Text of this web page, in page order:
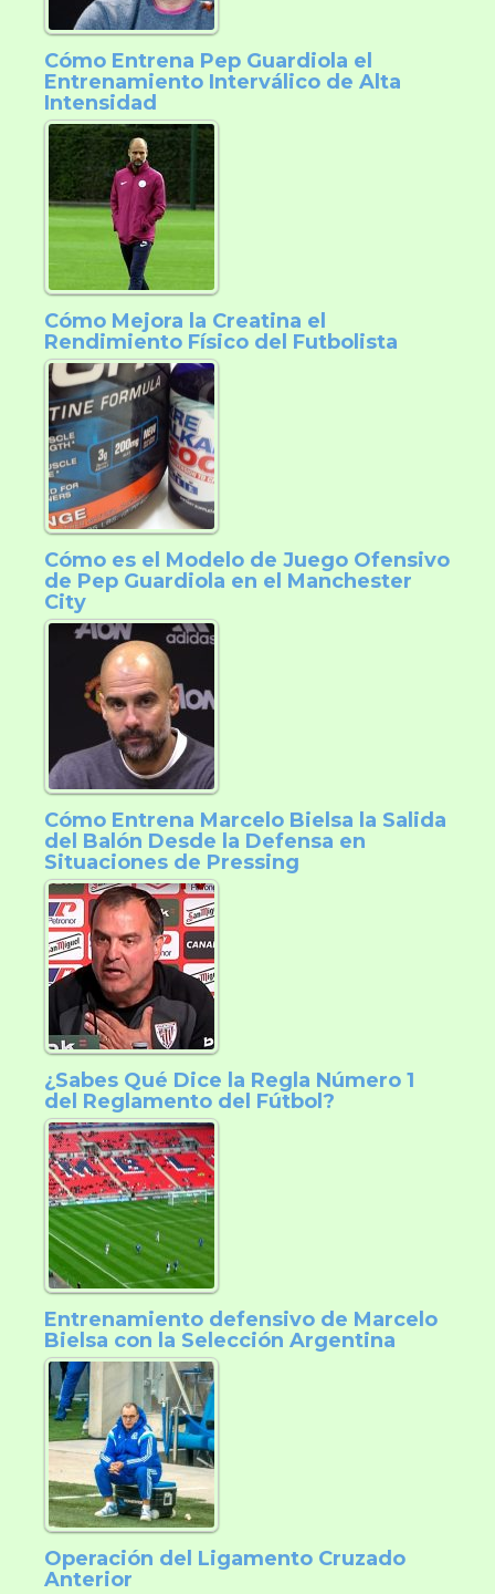
Cómo Entrena Pep Guardiola el
Entrenamiento Interválico de Alta
Intensidad
Cómo Mejora la Creatina el
Rendimiento Físico del Futbolista
Cómo es el Modelo de Juego Ofensivo
de Pep Guardiola en el Manchester
City
Cómo Entrena Marcelo Bielsa la Salida
del Balón Desde la Defensa en
Situaciones de Pressing
¿Sabes Qué Dice la Regla Número 1
del Reglamento del Fútbol?
Entrenamiento defensivo de Marcelo
Bielsa con la Selección Argentina
Operación del Ligamento Cruzado
Anterior